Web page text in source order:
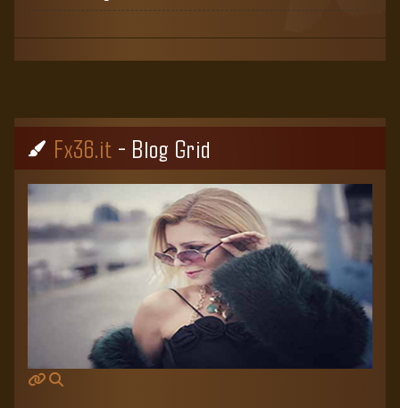
Fx36.it - Blog Grid